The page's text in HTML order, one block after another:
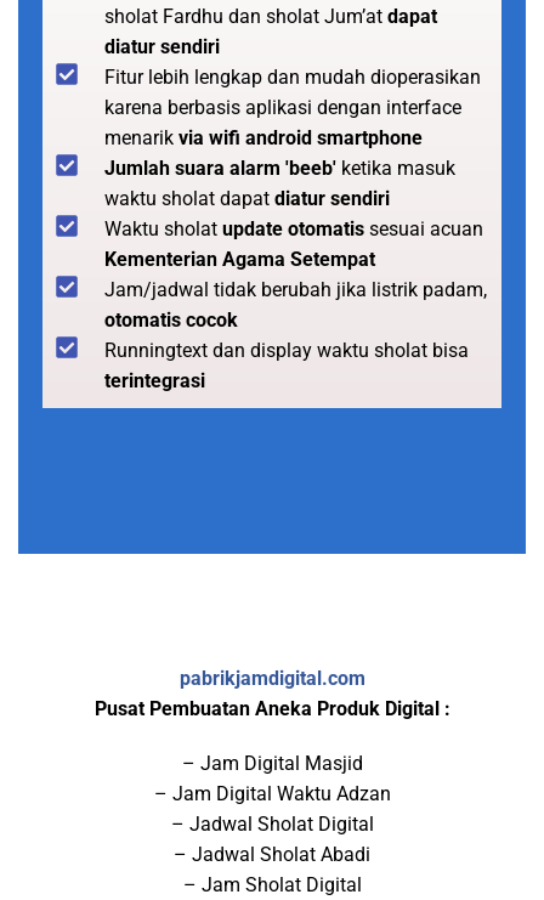
sholat Fardhu dan sholat Jum’at dapat
diatur sendiri
Fitur lebih lengkap dan mudah dioperasikan
karena berbasis aplikasi dengan interface
menarik via wifi android smartphone
Jumlah suara alarm 'beeb' ketika masuk
waktu sholat dapat diatur sendiri
Waktu sholat update otomatis sesuai acuan
Kementerian Agama Setempat
Jam/jadwal tidak berubah jika listrik padam,
otomatis cocok
Runningtext dan display waktu sholat bisa
terintegrasi
pabrikjamdigital.com
Pusat Pembuatan Aneka Produk Digital :
– Jam Digital Masjid
– Jam Digital Waktu Adzan
– Jadwal Sholat Digital
– Jadwal Sholat Abadi
– Jam Sholat Digital